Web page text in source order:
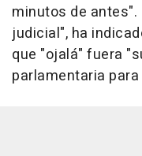
minutos de
judicial", ha
que "ojalá" fuera
parlamentaria